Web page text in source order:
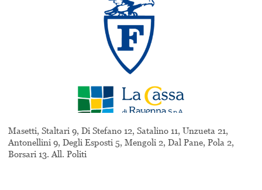
Masetti, Staltari 9, Di Stefano 12, Satalino 11, Unzueta 21,
Antonellini 9, Degli Esposti 5, Mengoli 2, Dal Pane, Pola 2,
Borsari 13. All. Politi